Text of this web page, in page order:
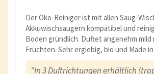
Der Öko-Reiniger ist mit allen Saug-
Akkuwischsaugern kompatibel und
Boden gründlich. Duftet angenehm mild
Früchten. Sehr ergiebig, bio und Made
"In 3 Duftrichtungen erhältlich